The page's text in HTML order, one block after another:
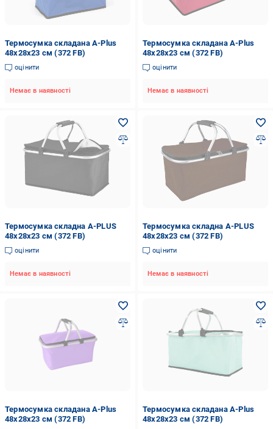
Термосумка складана A-Plus
48х28х23 см (372 FB)
оцінити
Немає в наявності
Термосумка складана A-Plus
48х28х23 см (372 FB)
оцінити
Немає в наявності
Термосумка складна A-PLUS
48х28х23 см (372 FB)
оцінити
Немає в наявності
Термосумка складна A-PLUS
48х28x23 см (372 FB)
оцінити
Немає в наявності
Термосумка складана A-Plus
48х28х23 см (372 FB)
Термосумка складана A-Plus
48х28х23 см (372 FB)